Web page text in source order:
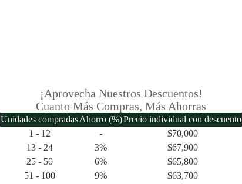
¡Aprovecha Nuestros Descuentos!
Cuanto Más Compras, Más Ahorras
Unidades compradasAhorro (%)Precio individual con descuento
1 - 12
- $70,000
13 - 24
3% $67,900
25 - 50
6% $65,800
51 - 100
9% $63,700